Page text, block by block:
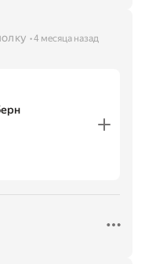
4 месяца назад